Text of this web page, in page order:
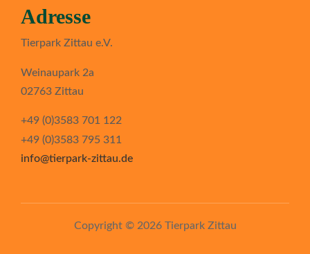
Adresse
Tierpark Zittau e.V.
Weinaupark 2a
02763 Zittau
+49 (0)3583 701 122
+49 (0)3583 795 311
info@tierpark-zittau.de
Copyright © 2026 Tierpark Zittau